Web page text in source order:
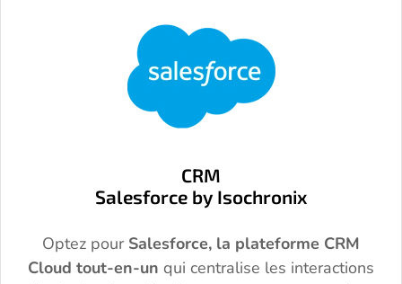
CRM
Salesforce by Isochronix
Optez pour Salesforce, la plateforme CRM
Cloud tout-en-un qui centralise les interactions